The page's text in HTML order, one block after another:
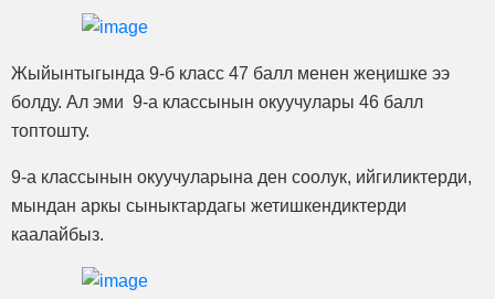
Жыйынтыгында 9-б класс 47 балл менен жеңишке ээ
болду. Ал эми 9-а классынын окуучулары 46 балл
топтошту.
9-а классынын окуучуларына ден соолук, ийгиликтерди,
мындан аркы сыныктардагы жетишкендиктерди
каалайбыз.